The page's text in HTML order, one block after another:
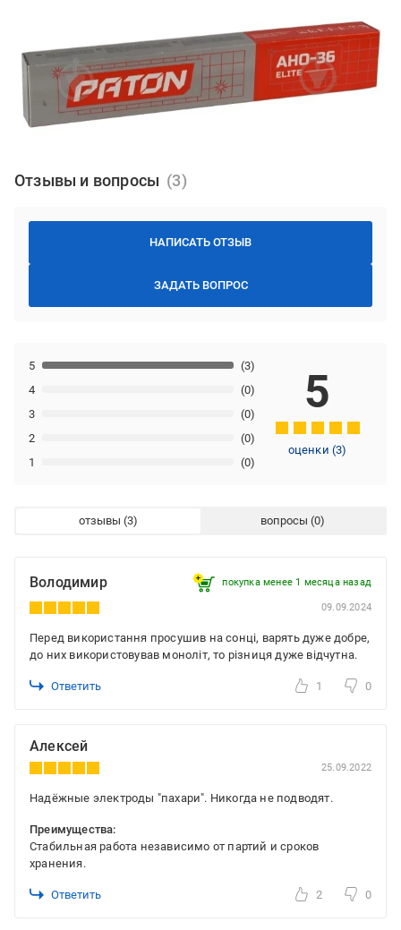
Отзывы и вопросы
НАПИСАТЬ ОТЗЫВ
ЗАДАТЬ ВОПРОС
1 (0)
2 (0)
3 (0)
4 (0)
5 (3)
5
оценки(3)
отзывы вопросы
Володимир покупка менее 1 месяца назад
09.09.2024
Перед використання просушив на сонці, варять дуже добре,
до них використовував моноліт, то різниця дуже відчутна.
Ответить 1 0
Алексей
25.09.2022
Надёжные электроды "пахари". Никогда не подводят.
Преимущества:
Стабильная работа независимо от партий и сроков
хранения.
Ответить 2 0